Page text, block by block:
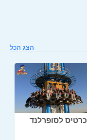
הצג הכל
כרטיס לסופרלנד